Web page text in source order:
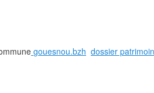
gouesnou.bzh dossier